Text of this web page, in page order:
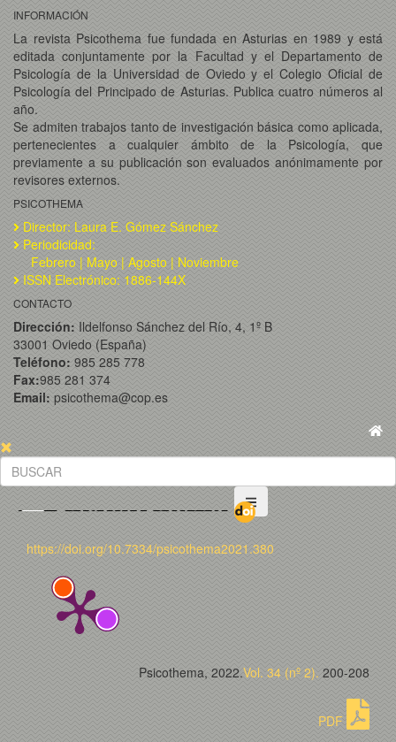
INFORMACIÓN
La revista Psicothema fue fundada en Asturias en 1989 y está
editada conjuntamente por la Facultad y el Departamento de
Psicología de la Universidad de Oviedo y el Colegio Oficial de
Psicología del Principado de Asturias. Publica cuatro números al
año.
Se admiten trabajos tanto de investigación básica como aplicada,
pertenecientes a cualquier ámbito de la Psicología, que
previamente a su publicación son evaluados anónimamente por
revisores externos.
PSICOTHEMA
Director: Laura E. Gómez Sánchez
Periodicidad:
Febrero | Mayo | Agosto | Noviembre
ISSN Electrónico: 1886-144X
CONTACTO
Dirección: Ildelfonso Sánchez del Río, 4, 1º B
33001 Oviedo (España)
Teléfono: 985 285 778
Fax:985 281 374
Email: psicothema@cop.es
https://doi.org/10.7334/psicothema2021.380
Psicothema, 2022.Vol. 34 (nº 2). 200-208
PDF